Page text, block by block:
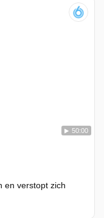
50:00
en verstopt zich